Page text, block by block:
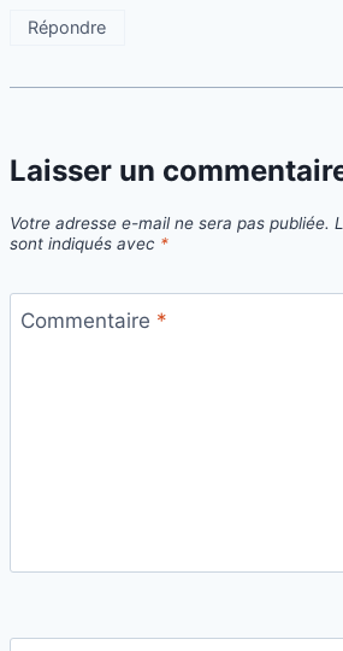
Répondre
Laisser un
Votre adresse e-mail ne sera pas publiée.
sont indiqués avec *
Commentaire *